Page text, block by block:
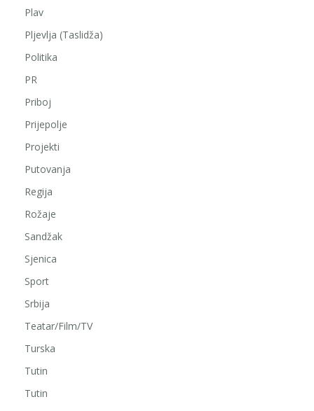
Plav
Pljevlja (Taslidža)
Politika
PR
Priboj
Prijepolje
Projekti
Putovanja
Regija
Rožaje
Sandžak
Sjenica
Sport
Srbija
Teatar/Film/TV
Turska
Tutin
Tutin